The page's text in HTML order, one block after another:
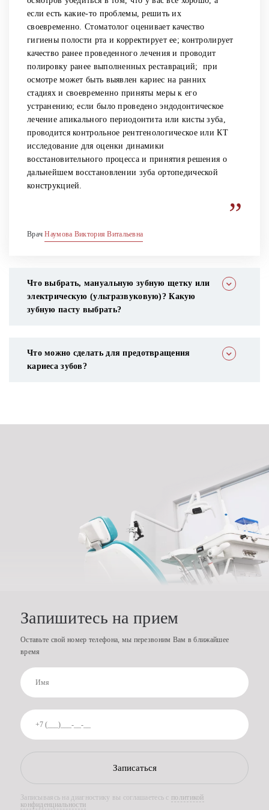
если есть какие-то проблемы, решить их
своевременно. Стоматолог оценивает качество
гигиены полости рта и корректирует ее; контролирует
качество ранее проведенного лечения и проводит
полировку ранее выполненных реставраций; ​​​​​​​ при
осмотре может быть выявлен кариес на ранних
стадиях и своевременно приняты меры к его
устранению; если было проведено эндодонтическое
лечение апикального периодонтита или кисты зуба,
проводится контрольное рентгенологическое или КТ
исследование для оценки динамики
восстановительного процесса и принятия решения о
дальнейшем восстановлении зуба ортопедической
конструкцией.
”
ВрачНаумова Виктория Витальевна
Что выбрать, мануальную зубную щетку или
электрическую (ультразвуковую)? Какую
зубную пасту выбрать?
Что можно сделать для предотвращения
кариеса зубов?
Запишитесь на прием
Оставьте свой номер телефона, мы перезвоним Вам в ближайшее
время
Записаться
Записываясь на диагностику вы соглашаетесь с политикой
конфиденциальности